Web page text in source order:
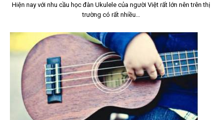
Hiện nay với nhu cầu học đàn Ukulele của người Việt rất lớn nên trên thị
trường có rất nhiều…